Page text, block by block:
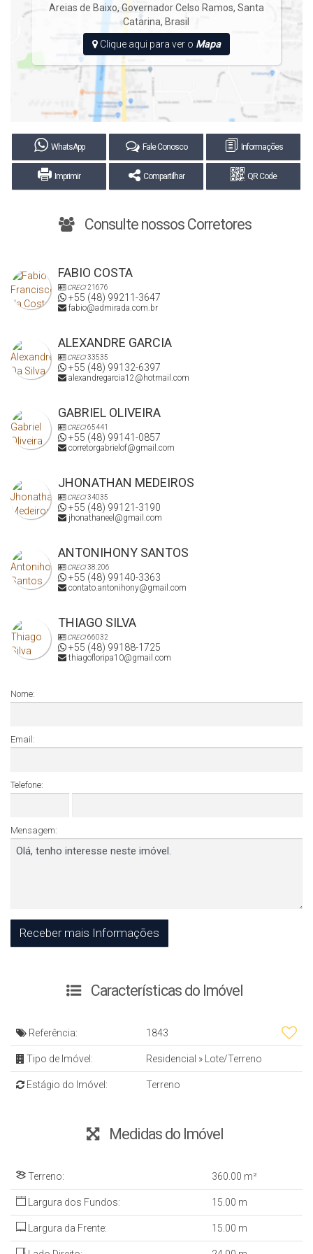
Valor do investimento, apenas R$214.900,00 (duzentos e
quatorze mil e novecentos reais).
Temos muitas novidades para você.
Areias de Baixo, Governador Celso Ramos, Santa
Catarina, Brasil
Clique aqui para ver o Mapa
WhatsApp Fale Conosco Informações
Imprimir Compartilhar QR Code
Consulte nossos Corretores
FABIO COSTA
CRECI21676
+55 (48) 99211-3647
fabio@admirada.com.br
ALEXANDRE GARCIA
CRECI33535
+55 (48) 99132-6397
alexandregarcia12@hotmail.com
GABRIEL OLIVEIRA
CRECI65441
+55 (48) 99141-0857
corretorgabrielof@gmail.com
JHONATHAN MEDEIROS
CRECI34035
+55 (48) 99121-3190
jhonathaneel@gmail.com
ANTONIHONY SANTOS
CRECI38.206
+55 (48) 99140-3363
contato.antonihony@gmail.com
THIAGO SILVA
CRECI66032
+55 (48) 99188-1725
thiagofloripa10@gmail.com
Nome:
Email:
Telefone:
Mensagem:
Características do Imóvel
Referência: 1843
Tipo de Imóvel: Residencial » Lote/Terreno
Estágio do Imóvel: Terreno
Medidas do Imóvel
Terreno: 360.00 m²
Largura dos Fundos: 15.00 m
Largura da Frente: 15.00 m